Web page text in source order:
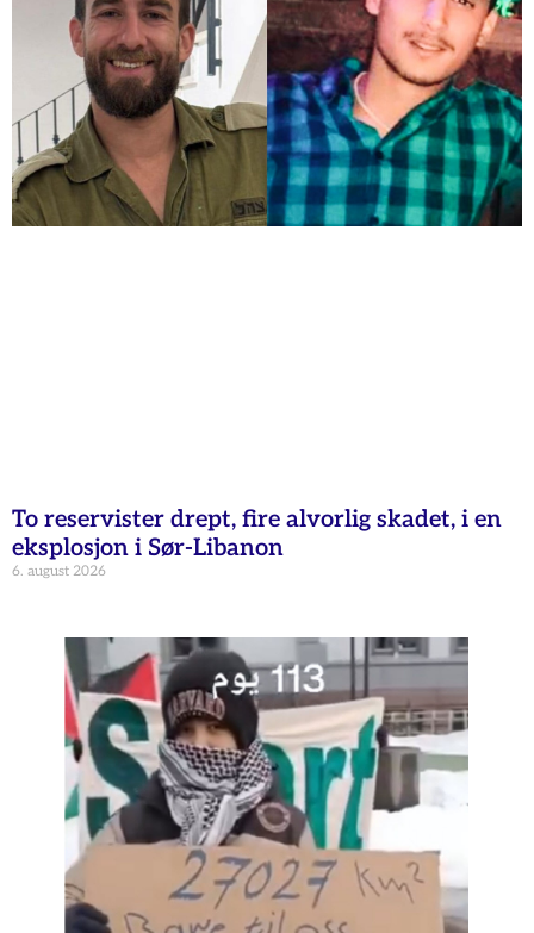
To reservister drept, fire alvorlig skadet, i en
eksplosjon i Sør-Libanon
6. august 2026